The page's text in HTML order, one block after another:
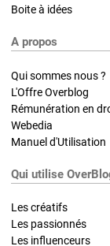
Boite à idées
A propos
Qui sommes nous ?
L'Offre Overblog
Rémunération en
Webedia
Manuel d'Utilisation
Qui utilise
Les créatifs
Les passionnés
Les influenceurs